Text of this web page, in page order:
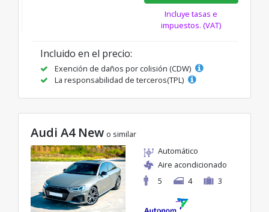
Incluye tasas e
impuestos. (VAT)
Incluido en el precio:
Exención de daños por colisión (CDW)
La responsabilidad de terceros(TPL)
Audi A4 New o similar
Automático
Aire acondicionado
5
4 3